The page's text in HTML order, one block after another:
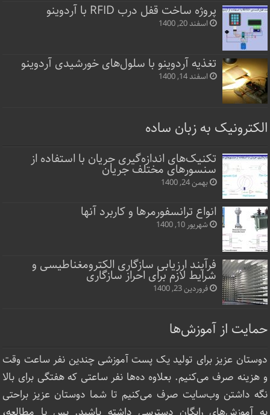
پروژه ساخت قفل‌ درب RFID با آردوینو
اسفند 20, 1400
تغذیه آردوینو با سلول‌های خورشیدی آردوینو
اسفند 14, 1400
الکترونیک به زبان ساده
تکنیک‌های اندازه‌گیری جریان با استفاده از
سنسورهای مختلف جریان
بهمن 24, 1400
انواع ترانسفورمرها و کاربرد آنها
شهریور 10, 1400
فرآیند ارزیابی سازگاری الکترومغناطیسی و
شرایط لازم برای احراز سازگاری
فروردین 23, 1400
حمایت از آموزش‌ها
دوستان عزیز برای تولید یک پست آموزشی چندین نفر ساعت‌ وقت
و هزینه صرف می‌کنیم. بعلاوه ده‌ها نفر ساعتی که هفتگی برای بالا
نگه داشتن وب‌سایت صرف ‌می‌کنیم تا شما دوستان عزیز براحتی